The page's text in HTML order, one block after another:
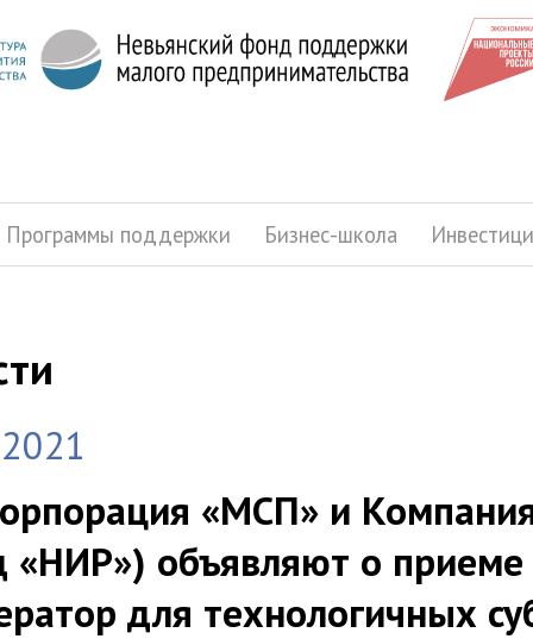
Программы поддержки Бизнес-школа
«МСП» и
объявляют о приеме
для технологичных